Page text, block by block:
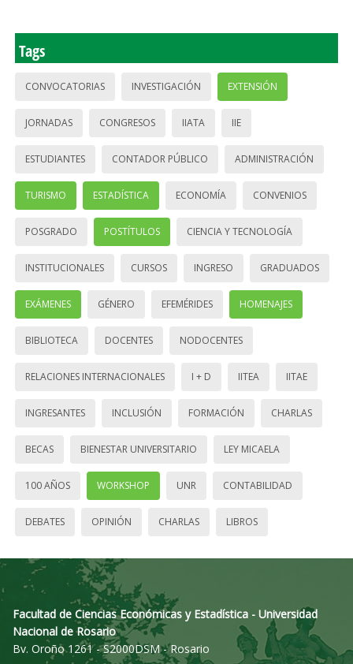
Tags
CONVOCATORIAS INVESTIGACIÓN EXTENSIÓN
JORNADAS CONGRESOS IIATA IIE
ESTUDIANTES CONTADOR PÚBLICO ADMINISTRACIÓN
TURISMO ESTADÍSTICA ECONOMÍA CONVENIOS
POSGRADO POSTÍTULOS CIENCIA Y TECNOLOGÍA
INSTITUCIONALES CURSOS INGRESO GRADUADOS
EXÁMENES GÉNERO EFEMÉRIDES HOMENAJES
BIBLIOTECA DOCENTES NODOCENTES
RELACIONES INTERNACIONALES I + D IITEA IITAE
INGRESANTES INCLUSIÓN FORMACIÓN CHARLAS
BECAS BIENESTAR UNIVERSITARIO LEY MICAELA
100 AÑOS WORKSHOP UNR CONTABILIDAD
DEBATES OPINIÓN CHARLAS LIBROS
Facultad de Ciencias Económicas y Estadística - Universidad
Nacional de Rosario
Bv. Oroño 1261 - S2000DSM - Rosario